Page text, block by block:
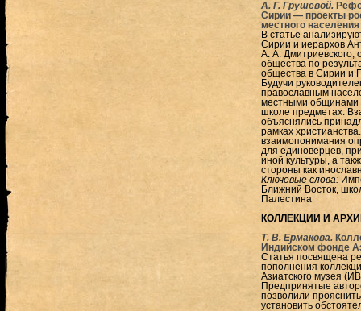
А. Г. Грушевой.
Сирии — проекты
местного
В статье
Сирии и иерархов
А. А. Дмитриевского,
общества по
общества в Сирии и
Будучи
православным
местными общинами
школе предметах.
объяснялись
рамках
взаимопонимания
для единоверцев,
иной культуры, а
стороны как
Ключевые слова:
Ближний Восток,
Палестина
КОЛЛЕКЦИИ И
Т. В. Ермакова.
Индийском фонде
Статья посвящена
пополнения
Азиатского музея
Предпринятые
позволили
установить